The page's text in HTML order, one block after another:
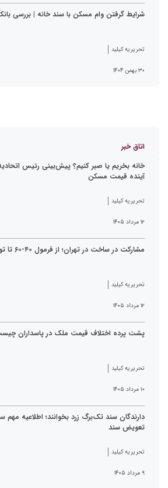
شرایط گرفتن وام مسکن با سند خانه | بررسی بانک‌ها
تحریریه کیلید
۳۰ بهمن ۱۴۰۴
اتاق خبر
خانه بخریم یا صبر کنیم؟ پیش‌بینی رئیس
آینده قیمت مسکن
تحریریه کیلید
۱۲ مرداد ۱۴۰۵
مشارکت در ساخت در تهران؛ از فرمول ۴۰-۶۰ تا توافق‌های ۵۰-۵۰
تحریریه کیلید
۱۲ مرداد ۱۴۰۵
پشت پرده اختلاف قیمت ملک در پاسداران
تحریریه کیلید
۱۰ مرداد ۱۴۰۵
دارندگان سند تک‌برگ زرد بخوانند؛ اطلاعیه مهم
تعویض سند
تحریریه کیلید
۹ مرداد ۱۴۰۵